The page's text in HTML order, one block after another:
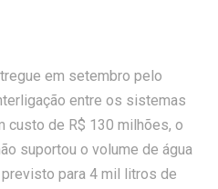
em setembro pelo
entre os sistemas
custo de R$ 130 milhões, o
suportou o volume de água
para 4 mil litros de